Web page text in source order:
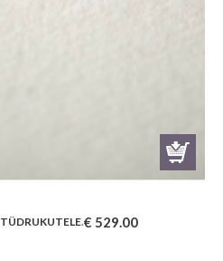
TÜDRUKUTELE.€ 529.00